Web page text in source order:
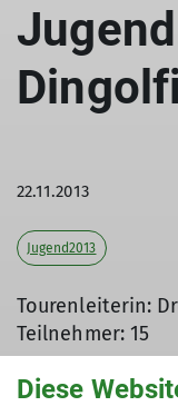
22.11.2013
Jugend2013
Tourenleiterin:
Teilnehmer: 15
Diese